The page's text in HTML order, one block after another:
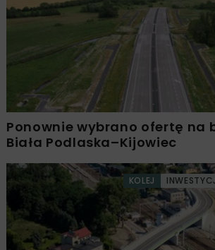
Ponownie wybrano ofertę na
Biała Podlaska–Kijowiec
KOLEJ